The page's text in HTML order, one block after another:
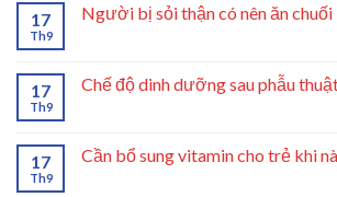
17
Th9
Người bị sỏi thận có nên ăn chuối
17
Th9
Chế độ dinh dưỡng sau phẫu
17
Th9
Cần bổ sung vitamin cho trẻ khi